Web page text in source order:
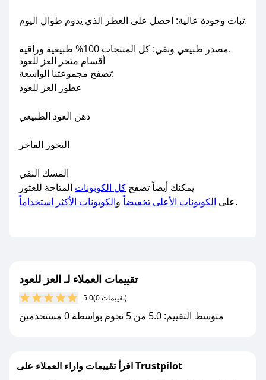
ثبات وجودة عالية: احصل على العطر الذي يدوم طوال اليوم.
مصدر طبيعي ونقي: كل المنتجات 100% طبيعية وراقية.
أقسام متجر العز للعود
تصفح مجموعتنا الواسعة:
عطور العز للعود
دهن العود الطبيعي
البخور الفاخر
المسك النقي
يمكنك أيضاً تصفح كل الكوبونات المتاحة للعثور
على الكوبونات الأعلى تخفيضاًوالكوبونات الأكثر استخداماً .
تقييمات العملاء لـ العز للعود
5.0 (0 تقييمات)
متوسط التقييم: 5.0 من 5 نجوم بواسطة 0 مستخدمين
اقرأ تقييمات واراء العملاء على Trustpilot